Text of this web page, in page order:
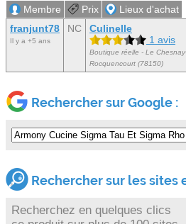
Membre Prix
Lieux d'achat
franjunt78
Il y a +5 ans
NC
Culinelle
1 avis
Boutique réelle - Le
Rocquencourt (78150)
Rechercher sur Google :
Rechercher sur les sites
Recherchez en quelques clics